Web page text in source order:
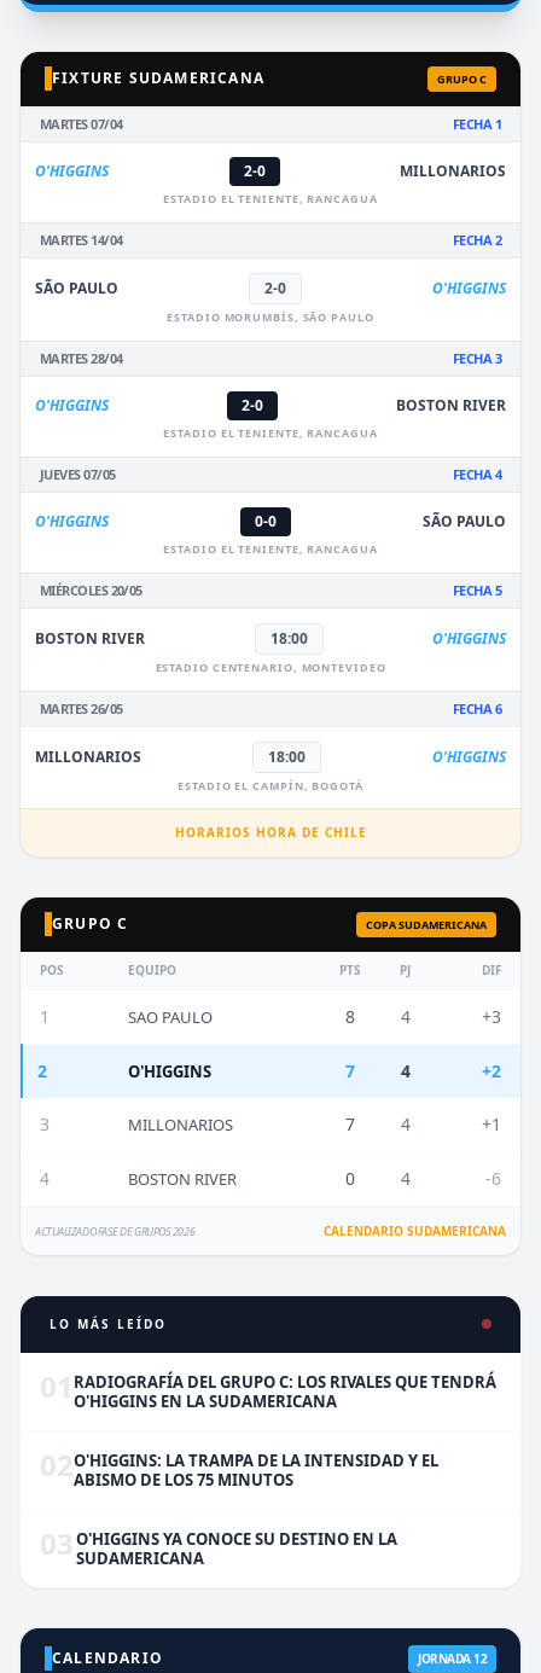
FIXTURE SUDAMERICANA GRUPO C
MARTES 07/04 FECHA 1
O'HIGGINS 2-0 MILLONARIOS
ESTADIO EL TENIENTE, RANCAGUA
MARTES 14/04 FECHA 2
SÃO PAULO 2-0 O'HIGGINS
ESTADIO MORUMBÍS, SÃO PAULO
MARTES 28/04 FECHA 3
O'HIGGINS 2-0 BOSTON RIVER
ESTADIO EL TENIENTE, RANCAGUA
JUEVES 07/05 FECHA 4
O'HIGGINS 0-0 SÃO PAULO
ESTADIO EL TENIENTE, RANCAGUA
MIÉRCOLES 20/05 FECHA 5
BOSTON RIVER 18:00 O'HIGGINS
ESTADIO CENTENARIO, MONTEVIDEO
MARTES 26/05 FECHA 6
MILLONARIOS 18:00 O'HIGGINS
ESTADIO EL CAMPÍN, BOGOTÁ
HORARIOS HORA DE CHILE
GRUPO C COPA SUDAMERICANA
POS EQUIPO PTS PJ DIF
1 SAO PAULO 8 4 +3
2 O'HIGGINS 7 4 +2
3 MILLONARIOS 7 4 +1
4 BOSTON RIVER 0 4 -6
ACTUALIZADO FASE DE GRUPOS 2026 CALENDARIO SUDAMERICANA
LO MÁS LEÍDO
01 RADIOGRAFÍA DEL GRUPO C: LOS RIVALES QUE TENDRÁ
O'HIGGINS EN LA SUDAMERICANA
02O'HIGGINS: LA TRAMPA DE LA INTENSIDAD Y EL
ABISMO DE LOS 75 MINUTOS
03 O'HIGGINS YA CONOCE SU DESTINO EN LA
SUDAMERICANA
CALENDARIO JORNADA 12